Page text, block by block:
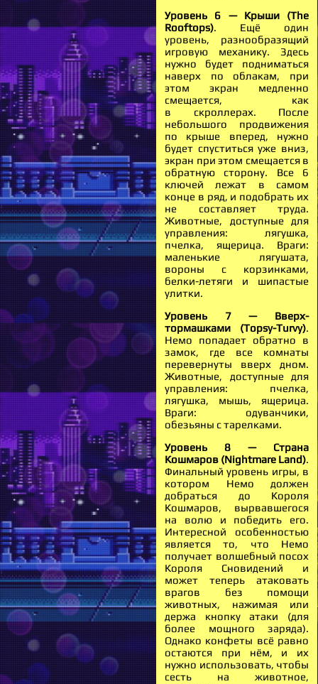
Уровень 6 — Крыши (The
Rooftops). Ещё один
уровень, разнообразящий
игровую механику. Здесь
нужно будет подниматься
наверх по облакам, при
этом экран медленно
смещается, как
в скроллерах. После
небольшого продвижения
по крыше вперед, нужно
будет спуститься уже вниз,
экран при этом смещается в
обратную сторону. Все 6
ключей лежат в самом
конце в ряд, и подобрать их
не составляет труда.
Животные, доступные для
управления: лягушка,
пчелка, ящерица. Враги:
маленькие лягушата,
вороны с корзинками,
белки-летяги и шипастые
улитки.
Уровень 7 — Вверх-
тормашками (Topsy-Turvy).
Немо попадает обратно в
замок, где все комнаты
перевернуты вверх дном.
Животные, доступные для
управления: пчелка,
лягушка, мышь, ящерица.
Враги: одуванчики,
обезьяны с тарелками.
Уровень 8 — Страна
Кошмаров (Nightmare Land).
Финальный уровень игры, в
котором Немо должен
добраться до Короля
Кошмаров, вырвавшегося
на волю и победить его.
Интересной особенностью
является то, что Немо
получает волшебный посох
Короля Сновидений и
может теперь атаковать
врагов без помощи
животных, нажимая или
держа кнопку атаки (для
более мощного заряда).
Однако конфеты всё равно
остаются при нём, и их
нужно использовать, чтобы
сесть на животное,